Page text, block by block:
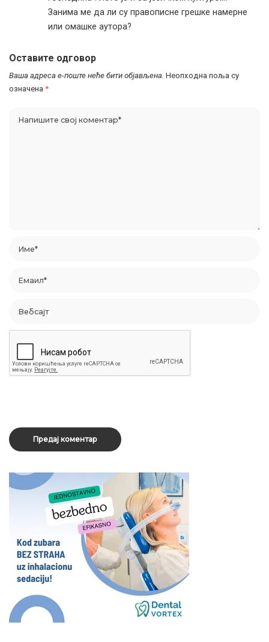
Занима ме да ли су правописне грешке намерне
или омашке аутора?
Оставите одговор
Ваша адреса е-поште неће бити објављена. Неопходна поља су
означена *